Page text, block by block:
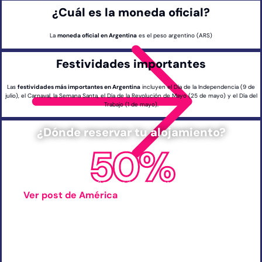
Ver post de América
¿Cuál es la moneda oficial?
La moneda oficial en Argentina es el peso argentino (ARS)
Festividades importantes
Las festividades más importantes en Argentina incluyen el Día de la Independencia (9 de
julio), el Carnaval, la Semana Santa, el Día de la Revolución de Mayo (25 de mayo) y el Día del
Trabajo (1 de mayo).
¿Dónde reservar tu alojamiento?
50%
+ 2 millones de alojamientos